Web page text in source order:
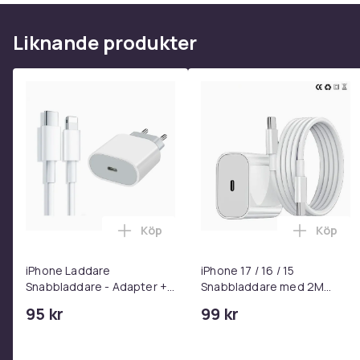
Liknande produkter
iPhone Laddare
Snabbladdare - Adapter +
C 2m
95 kr
Lägg till iPhone Laddare
Köp
iPhone 17 / 16 / 15
Snabbladdare med 2M
99 kr
Lägg
Köp